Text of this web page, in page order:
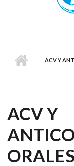
ACV Y
ACV Y
ORALES